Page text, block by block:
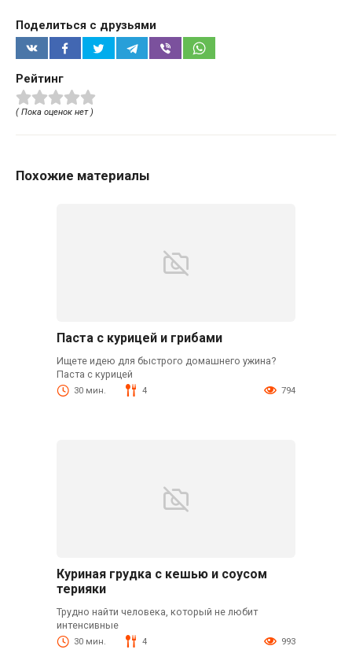
Поделиться с друзьями
Рейтинг
( Пока оценок нет )
Похожие материалы
Паста с курицей и грибами
Ищете идею для быстрого домашнего ужина?
Паста с курицей
30 мин. 4 794
Куриная грудка с кешью и соусом
терияки
Трудно найти человека, который не любит
интенсивные
30 мин. 4 993